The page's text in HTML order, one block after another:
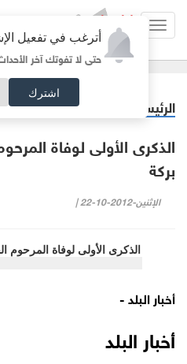
أترغب في تفعيل
حتى لا تفوتك آخر الأحداث
اشترك
الرئيسية خبر وصورة
الذكرى الأولى لوفاة
بركة
الإثنين-2012-10-22 |
أخبار البلد -
أخبار البلد